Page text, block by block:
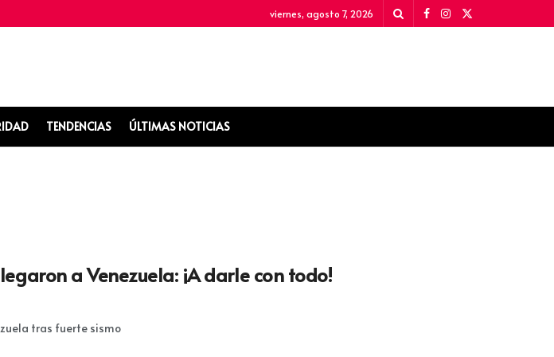
viernes, agosto 7, 2026
TENDENCIAS ÚLTIMAS NOTICIAS
a Venezuela: ¡A darle con todo!
tras fuerte sismo